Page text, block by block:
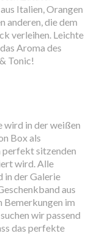
Italien, Orangen
anderen, die dem
verleihen. Leichte
Aroma des
Tonic!
wird in der weißen
Box als
perfekt sitzenden
wird. Alle
in der Galerie
aus
Bemerkungen im
wir passend
das perfekte